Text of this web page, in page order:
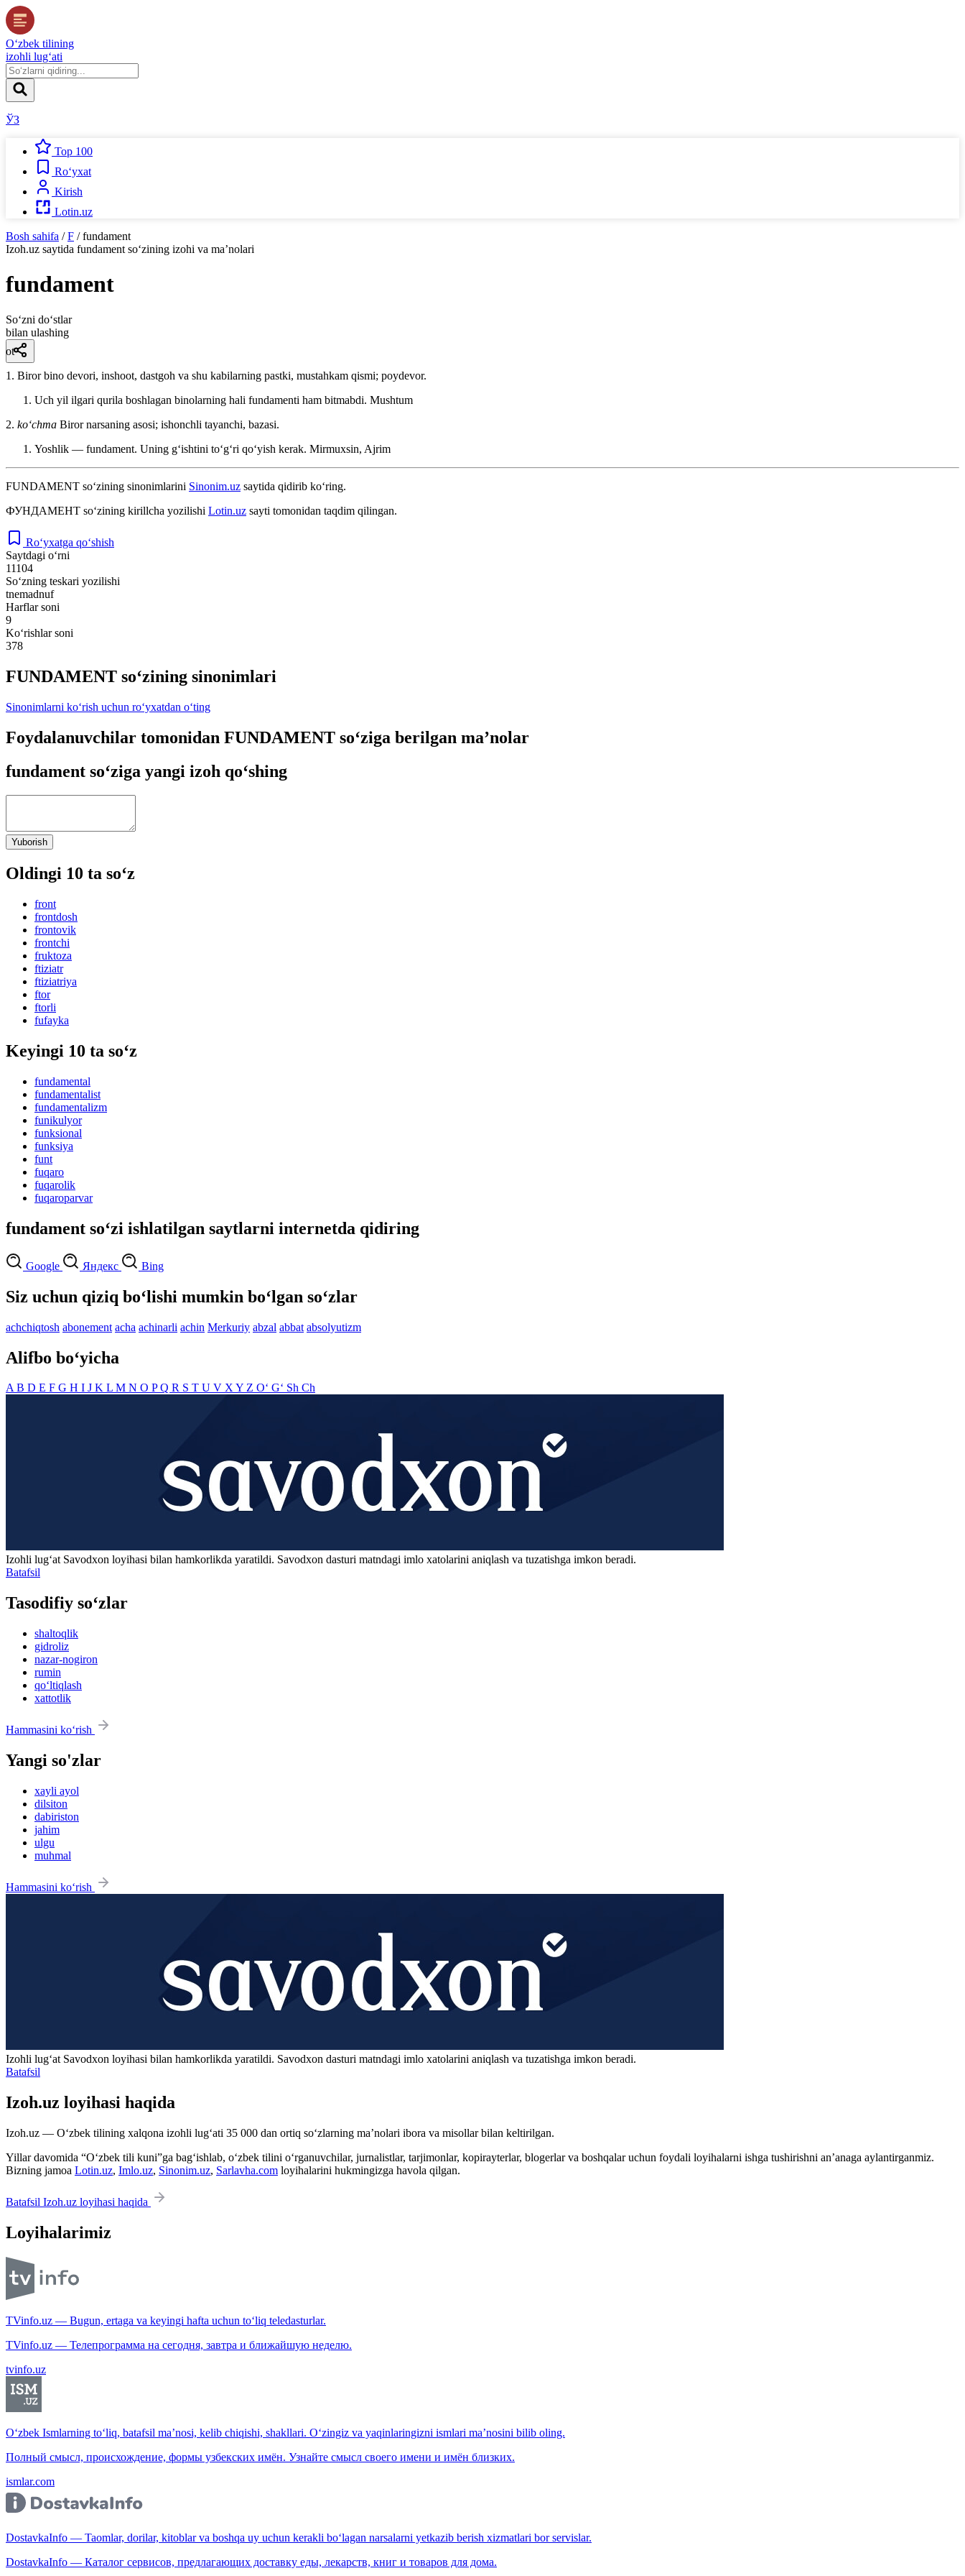
O‘zbek tilining
izohli lug‘ati
ЎЗ
Top 100
Ro‘yxat
Kirish
Lotin.uz
Bosh sahifa / F / fundament
Izoh.uz saytida fundament so‘zining izohi va ma’nolari
fundament
So‘zni do‘stlar
bilan ulashing
ot
1. Biror bino devori, inshoot, dastgoh va shu kabilarning pastki, mustahkam qismi; poydevor.
Uch yil ilgari qurila boshlagan binolarning hali fundamenti ham bitmabdi. Mushtum
2. koʻchma Biror narsaning asosi; ishonchli tayanchi, bazasi.
Yoshlik — fundament. Uning gʻishtini toʻgʻri qoʻyish kerak. Mirmuxsin, Ajrim
FUNDAMENT so‘zining sinonimlarini Sinonim.uz saytida qidirib ko‘ring.
ФУНДАМЕНТ so‘zining kirillcha yozilishi Lotin.uz sayti tomonidan taqdim qilingan.
Ro‘yxatga qo‘shish
Saytdagi o‘rni
11104
So‘zning teskari yozilishi
tnemadnuf
Harflar soni
9
Ko‘rishlar soni
378
FUNDAMENT so‘zining sinonimlari
Sinonimlarni ko‘rish uchun ro‘yxatdan o‘ting
Foydalanuvchilar tomonidan FUNDAMENT so‘ziga berilgan ma’nolar
fundament so‘ziga yangi izoh qo‘shing
Yuborish
Oldingi 10 ta so‘z
front
frontdosh
frontovik
frontchi
fruktoza
ftiziatr
ftiziatriya
ftor
ftorli
fufayka
Keyingi 10 ta so‘z
fundamental
fundamentalist
fundamentalizm
funikulyor
funksional
funksiya
funt
fuqaro
fuqarolik
fuqaroparvar
fundament so‘zi ishlatilgan saytlarni internetda qidiring
Google Яндекс Bing
Siz uchun qiziq bo‘lishi mumkin bo‘lgan so‘zlar
achchiqtosh abonement acha achinarli achin Merkuriy abzal abbat absolyutizm
Alifbo bo‘yicha
AB D E F G H I J K L M N O PQ R S T U V XY Z O‘ G‘ Sh Ch
Izohli lugʻat Savodxon loyihasi bilan hamkorlikda yaratildi. Savodxon dasturi matndagi imlo xatolarini aniqlash va tuzatishga imkon beradi.
Batafsil
Tasodifiy so‘zlar
shaltoqlik
gidroliz
nazar-nogiron
rumin
qo‘ltiqlash
xattotlik
Hammasini ko‘rish
Yangi so'zlar
xayli ayol
dilsiton
dabiriston
jahim
ulgu
muhmal
Hammasini ko‘rish
Izohli lugʻat Savodxon loyihasi bilan hamkorlikda yaratildi. Savodxon dasturi matndagi imlo xatolarini aniqlash va tuzatishga imkon beradi.
Batafsil
Izoh.uz loyihasi haqida
Izoh.uz — O‘zbek tilining xalqona izohli lug‘ati 35 000 dan ortiq so‘zlarning ma’nolari ibora va misollar bilan keltirilgan.
Yillar davomida “O‘zbek tili kuni”ga bag‘ishlab, o‘zbek tilini o‘rganuvchilar, jurnalistlar, tarjimonlar, kopirayterlar, blogerlar va boshqalar uchun foydali loyihalarni ishga tushirishni an’anaga aylantirganmiz.
Bizning jamoa Lotin.uz, Imlo.uz, Sinonim.uz, Sarlavha.com loyihalarini hukmingizga havola qilgan.
Batafsil Izoh.uz loyihasi haqida
Loyihalarimiz
TVinfo.uz — Bugun, ertaga va keyingi hafta uchun to‘liq teledasturlar.
TVinfo.uz — Телепрограмма на сегодня, завтра и ближайшую неделю.
tvinfo.uz
O‘zbek Ismlarning to‘liq, batafsil ma’nosi, kelib chiqishi, shakllari. O‘zingiz va yaqinlaringizni ismlari ma’nosini bilib oling.
Полный смысл, происхождение, формы узбекских имён. Узнайте смысл своего имени и имён близких.
ismlar.com
DostavkaInfo — Taomlar, dorilar, kitoblar va boshqa uy uchun kerakli bo‘lagan narsalarni yetkazib berish xizmatlari bor servislar.
DostavkaInfo — Каталог сервисов, предлагающих доставку еды, лекарств, книг и товаров для дома.